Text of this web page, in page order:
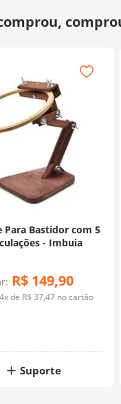
Para Bastidor com 5
- Imbuia
R$ 149,90
4x de R$ 37,47 no cartão
Suporte